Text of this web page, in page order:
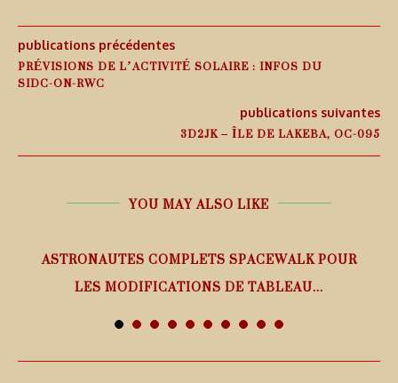
publications précédentes
PRÉVISIONS DE L’ACTIVITÉ SOLAIRE : INFOS DU
SIDC-ON-RWC
publications suivantes
3D2JK – ÎLE DE LAKEBA, OC-095
YOU MAY ALSO LIKE
ASTRONAUTES COMPLETS SPACEWALK POUR
LES MODIFICATIONS DE TABLEAU...